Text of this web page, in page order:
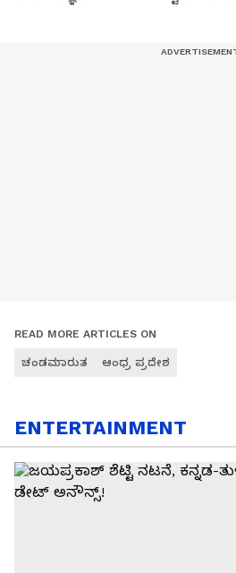
READ MORE ARTICLES ON
ಚಂಡಮಾರುತ ಆಂಧ್ರ ಪ್ರದೇಶ
ENTERTAINMENT